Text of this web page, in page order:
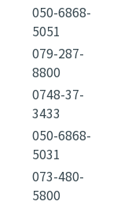
050-6868-
5051
079-287-
8800
0748-37-
3433
050-6868-
5031
073-480-
5800